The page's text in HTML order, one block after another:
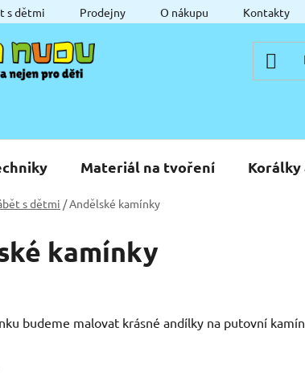
s dětmi Prodejny O nákupu Kontakty
Materiál na tvoření Korálky
s dětmi /Andělské kamínky
kamínky
budeme malovat krásné andílky na putovní